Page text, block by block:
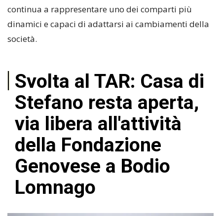
continua a rappresentare uno dei comparti più
dinamici e capaci di adattarsi ai cambiamenti della
società.
Svolta al TAR: Casa di
Stefano resta aperta,
via libera all'attività
della Fondazione
Genovese a Bodio
Lomnago